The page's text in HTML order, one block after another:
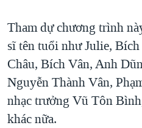
VĂN HOÁ
THỂ THAO
GIÁO DỤC
GROUND ZERO – XƯA VÀ
CÁC GIÁ TRỊ CỘNG HÒA Ở
THƯỢNG ĐỈNH TRUMP-KIM
TRỊNH VĨNH BÌNH VS. CHÍNH
Ngôn ngữ khác
Tham dự chương trình
sĩ tên tuổi như Julie,
Châu, Bích Vân, Anh
Nguyễn Thành Vân,
nhạc trưởng Vũ Tôn
khác nữa.